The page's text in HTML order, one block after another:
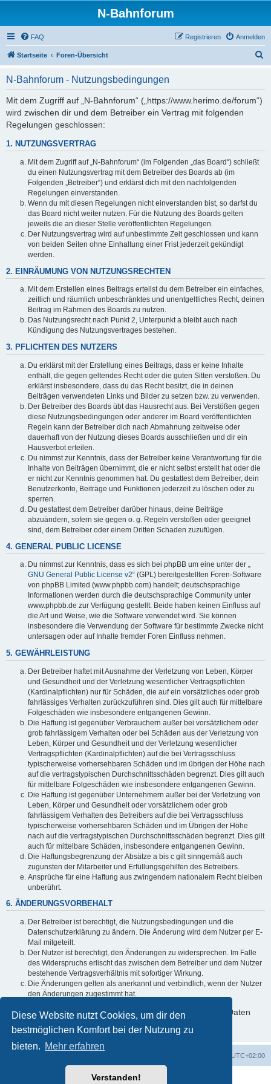
Diese Website nutzt Cookies, um dir den
bestmöglichen Komfort bei der Nutzung zu
bieten. Mehr erfahren
Verstanden!
N-Bahnforum
FAQ Anmelden
Registrieren
Startseite Foren-Übersicht
N-Bahnforum - Nutzungsbedingungen
Mit dem Zugriff auf „N-Bahnforum“ („https://www.herimo.de/forum“)
wird zwischen dir und dem Betreiber ein Vertrag mit folgenden
Regelungen geschlossen:
1. NUTZUNGSVERTRAG
Mit dem Zugriff auf „N-Bahnforum“ (im Folgenden „das Board“) schließt
du einen Nutzungsvertrag mit dem Betreiber des Boards ab (im
Folgenden „Betreiber“) und erklärst dich mit den nachfolgenden
Regelungen einverstanden.
Wenn du mit diesen Regelungen nicht einverstanden bist, so darfst du
das Board nicht weiter nutzen. Für die Nutzung des Boards gelten
jeweils die an dieser Stelle veröffentlichten Regelungen.
Der Nutzungsvertrag wird auf unbestimmte Zeit geschlossen und kann
von beiden Seiten ohne Einhaltung einer Frist jederzeit gekündigt
werden.
2. EINRÄUMUNG VON NUTZUNGSRECHTEN
Mit dem Erstellen eines Beitrags erteilst du dem Betreiber ein einfaches,
zeitlich und räumlich unbeschränktes und unentgeltliches Recht, deinen
Beitrag im Rahmen des Boards zu nutzen.
Das Nutzungsrecht nach Punkt 2, Unterpunkt a bleibt auch nach
Kündigung des Nutzungsvertrages bestehen.
3. PFLICHTEN DES NUTZERS
Du erklärst mit der Erstellung eines Beitrags, dass er keine Inhalte
enthält, die gegen geltendes Recht oder die guten Sitten verstoßen. Du
erklärst insbesondere, dass du das Recht besitzt, die in deinen
Beiträgen verwendeten Links und Bilder zu setzen bzw. zu verwenden.
Der Betreiber des Boards übt das Hausrecht aus. Bei Verstößen gegen
diese Nutzungsbedingungen oder anderer im Board veröffentlichten
Regeln kann der Betreiber dich nach Abmahnung zeitweise oder
dauerhaft von der Nutzung dieses Boards ausschließen und dir ein
Hausverbot erteilen.
Du nimmst zur Kenntnis, dass der Betreiber keine Verantwortung für die
Inhalte von Beiträgen übernimmt, die er nicht selbst erstellt hat oder die
er nicht zur Kenntnis genommen hat. Du gestattest dem Betreiber, dein
Benutzerkonto, Beiträge und Funktionen jederzeit zu löschen oder zu
sperren.
Du gestattest dem Betreiber darüber hinaus, deine Beiträge
abzuändern, sofern sie gegen o. g. Regeln verstoßen oder geeignet
sind, dem Betreiber oder einem Dritten Schaden zuzufügen.
4. GENERAL PUBLIC LICENSE
Du nimmst zur Kenntnis, dass es sich bei phpBB um eine unter der „
GNU General Public License v2“ (GPL) bereitgestellten Foren-Software
von phpBB Limited (www.phpbb.com) handelt; deutschsprachige
Informationen werden durch die deutschsprachige Community unter
www.phpbb.de zur Verfügung gestellt. Beide haben keinen Einfluss auf
die Art und Weise, wie die Software verwendet wird. Sie können
insbesondere die Verwendung der Software für bestimmte Zwecke nicht
untersagen oder auf Inhalte fremder Foren Einfluss nehmen.
5. GEWÄHRLEISTUNG
Der Betreiber haftet mit Ausnahme der Verletzung von Leben, Körper
und Gesundheit und der Verletzung wesentlicher Vertragspflichten
(Kardinalpflichten) nur für Schäden, die auf ein vorsätzliches oder grob
fahrlässiges Verhalten zurückzuführen sind. Dies gilt auch für mittelbare
Folgeschäden wie insbesondere entgangenen Gewinn.
Die Haftung ist gegenüber Verbrauchern außer bei vorsätzlichem oder
grob fahrlässigem Verhalten oder bei Schäden aus der Verletzung von
Leben, Körper und Gesundheit und der Verletzung wesentlicher
Vertragspflichten (Kardinalpflichten) auf die bei Vertragsschluss
typischerweise vorhersehbaren Schäden und im übrigen der Höhe nach
auf die vertragstypischen Durchschnittsschäden begrenzt. Dies gilt auch
für mittelbare Folgeschäden wie insbesondere entgangenen Gewinn.
Die Haftung ist gegenüber Unternehmern außer bei der Verletzung von
Leben, Körper und Gesundheit oder vorsätzlichem oder grob
fahrlässigem Verhalten des Betreibers auf die bei Vertragsschluss
typischerweise vorhersehbaren Schäden und im Übrigen der Höhe
nach auf die vertragstypischen Durchschnittsschäden begrenzt. Dies gilt
auch für mittelbare Schäden, insbesondere entgangenen Gewinn.
Die Haftungsbegrenzung der Absätze a bis c gilt sinngemäß auch
zugunsten der Mitarbeiter und Erfüllungsgehilfen des Betreibers.
Ansprüche für eine Haftung aus zwingendem nationalem Recht bleiben
unberührt.
6. ÄNDERUNGSVORBEHALT
Der Betreiber ist berechtigt, die Nutzungsbedingungen und die
Datenschutzerklärung zu ändern. Die Änderung wird dem Nutzer per E-
Mail mitgeteilt.
Der Nutzer ist berechtigt, den Änderungen zu widersprechen. Im Falle
des Widerspruchs erlischt das zwischen dem Betreiber und dem Nutzer
bestehende Vertragsverhältnis mit sofortiger Wirkung.
Die Änderungen gelten als anerkannt und verbindlich, wenn der Nutzer
den Änderungen zugestimmt hat.
Informationen über den Umgang mit deinen persönlichen Daten
sind in der Datenschutzerklärung enthalten.
UTC+02:00
Powered byphpBB® Forum Software © phpBB Limited